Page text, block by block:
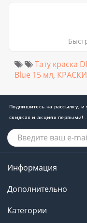
Тату краска
Blue 15 мл,
Подпишитесь на рассылку, и
скидках и акциях первыми!
Информация
Дополнительно
Категории